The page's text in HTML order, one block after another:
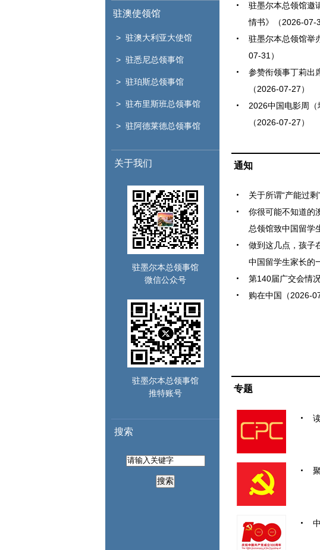
驻澳使领馆
> 驻澳大利亚大使馆
> 驻悉尼总领事馆
> 驻珀斯总领事馆
> 驻布里斯班总领事馆
> 驻阿德莱德总领事馆
关于我们
驻墨尔本总领事馆
微信公众号
驻墨尔本总领事馆
推特账号
搜索
搜索
驻墨尔本总领馆邀
情书》（2026-07-
驻墨尔本总领馆举
07-31）
参赞衔领事丁莉出
（2026-07-27）
2026中国电影周
（2026-07-27）
通知
关于所谓“产能过
你很可能不知道的
总领馆致中国留学
做到这几点，孩
中国留学生家长的
第140届广交会情
购在中国（2026-
专题